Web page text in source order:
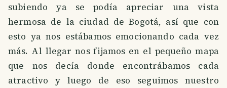
subiendo ya se podía apreciar una vista
hermosa de la ciudad de Bogotá, así que con
esto ya nos estábamos emocionando cada vez
más. Al llegar nos fijamos en el pequeño mapa
que nos decía donde encontrábamos cada
atractivo y luego de eso seguimos nuestro